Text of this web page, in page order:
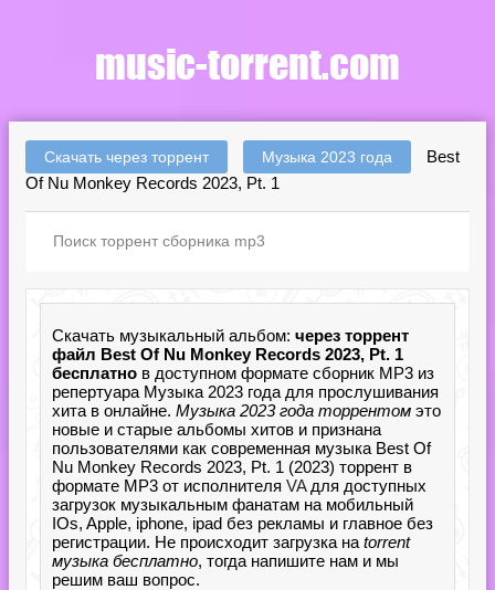
Скачать через торрент Музыка 2023 года
Best
Of Nu Monkey Records 2023, Pt. 1
Скачать музыкальный альбом: через торрент
файл Best Of Nu Monkey Records 2023, Pt. 1
бесплатно в доступном формате сборник MP3 из
репертуара Музыка 2023 года для прослушивания
хита в онлайне. Музыка 2023 года торрентом это
новые и старые альбомы хитов и признана
пользователями как современная музыка Best Of
Nu Monkey Records 2023, Pt. 1 (2023) торрент в
формате MP3 от исполнителя VAдля доступных
загрузок музыкальным фанатам на мобильный
IOs, Apple, iphone, ipad без рекламы и главное без
регистрации. Не происходит загрузка на torrent
музыка бесплатно, тогда напишите нам и мы
решим ваш вопрос.